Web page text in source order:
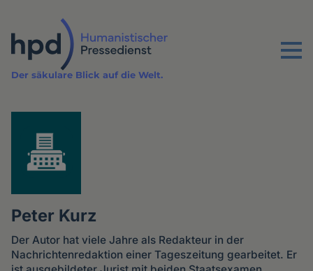
Inhalt
Menu
Der säkulare Blick auf die Welt.
Peter Kurz
Der Autor hat viele Jahre als Redakteur in der
Nachrichtenredaktion einer Tageszeitung gearbeitet. Er